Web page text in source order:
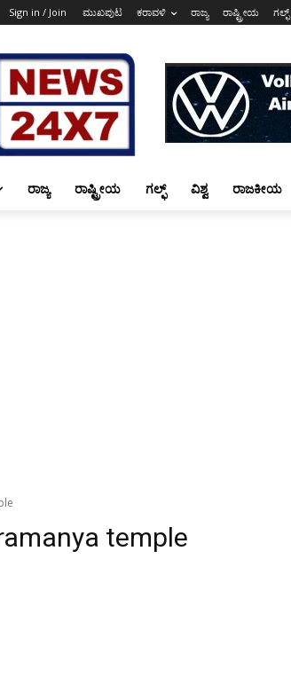
Sign in / Join ಮುಖಪುಟ ಕರಾವಳಿ ರಾಜ್ಯ ರಾಷ್ಟ್ರೀಯ ಗಲ್ಫ್
ರಾಜ್ಯ ರಾಷ್ಟ್ರೀಯ ಗಲ್ಫ್ ವಿಶ್ವ ರಾಜಕೀಯ
temple